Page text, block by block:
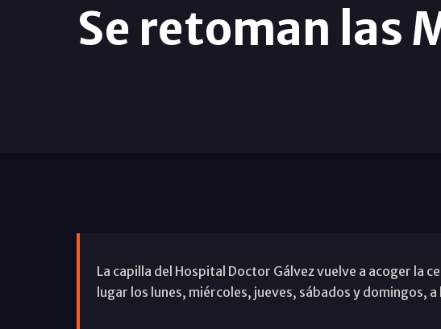
Se retoman las
La capilla del Hospital Doctor Gálvez vuelve a acoger la
lugar los lunes, miércoles, jueves, sábados y domingos,